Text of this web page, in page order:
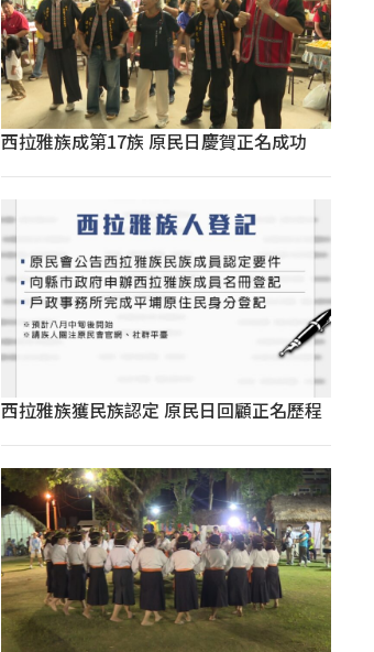
西拉雅族成第17族 原民日慶賀正名成功
西拉雅族獲民族認定 原民日回顧正名歷程